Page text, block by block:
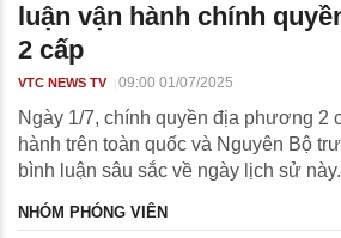
luận vận hành chính
2 cấp
VTC NEWS TV 09:00 01/07/2025
Ngày 1/7, chính quyền địa phương 2
hành trên toàn quốc và Nguyên Bộ
bình luận sâu sắc về ngày lịch sử này.
NHÓM PHÓNG VIÊN